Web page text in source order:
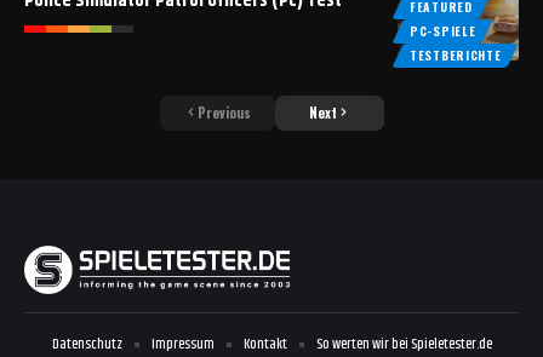
FEATURED
PC-SPIELE
TESTBERICHTE
Previous Next
Datenschutz Impressum Kontakt
So werten wir bei Spieletester.de